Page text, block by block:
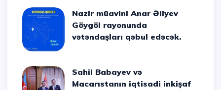
Nazir müavini Anar Əliyev
Göygöl rayonunda
vətəndaşları qəbul edəcək.
Sahil Babayev və
Macarıstanın iqtisadi inkişaf